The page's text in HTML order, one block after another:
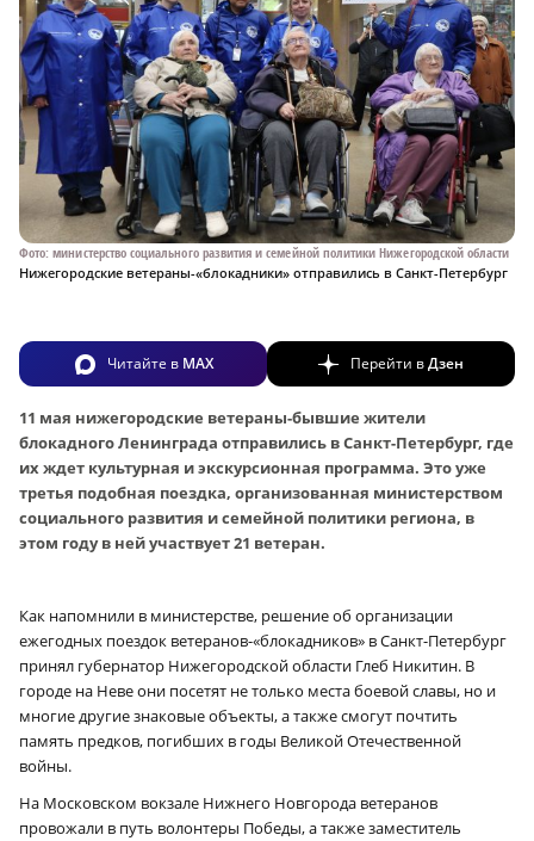
Фото: министерство социального развития и семейной политики Нижегородской области
Нижегородские ветераны-«блокадники» отправились в Санкт-Петербург
Читайте в MAX Перейти вДзен
11 мая нижегородские ветераны-бывшие жители
блокадного Ленинграда отправились в Санкт-Петербург, где
их ждет культурная и экскурсионная программа. Это уже
третья подобная поездка, организованная министерством
социального развития и семейной политики региона, в
этом году в ней участвует 21 ветеран.
Как напомнили в министерстве, решение об организации
ежегодных поездок ветеранов-«блокадников» в Санкт-Петербург
принял губернатор Нижегородской области Глеб Никитин. В
городе на Неве они посетят не только места боевой славы, но и
многие другие знаковые объекты, а также смогут почтить
память предков, погибших в годы Великой Отечественной
войны.
На Московском вокзале Нижнего Новгорода ветеранов
провожали в путь волонтеры Победы, а также заместитель